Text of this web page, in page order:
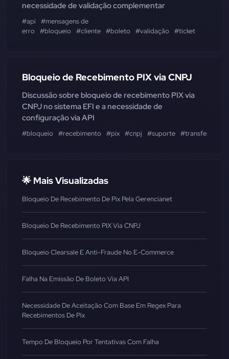
necessidade de validação complementar
#api
#mensagens de
erro
#bloqueio #cliente #boleto #validação #ticket
Bloqueio de Recebimento PIX via CNPJ
Discussão sobre bloqueio de recebimento PIX via
CNPJ no sistema EFI e a necessidade de
configuração via API
#bloqueio #recebimento #pix #cnpj #suporte #transferência
🌟 Mais Visualizadas
Bloqueio De Recebimento De Pix Pela Gerencianet
Bloqueio De Recebimento PIX Via CNPJ
Bloqueio Clearsale E Anti-Fraude No E-Commerce
Falha Na Emissão De Boleto Via API
Necessidade De Aceitação Com Base Em Regex Para
Recebimentos De Pix
Tempo De Bloqueio Por Tentativas Com Falha